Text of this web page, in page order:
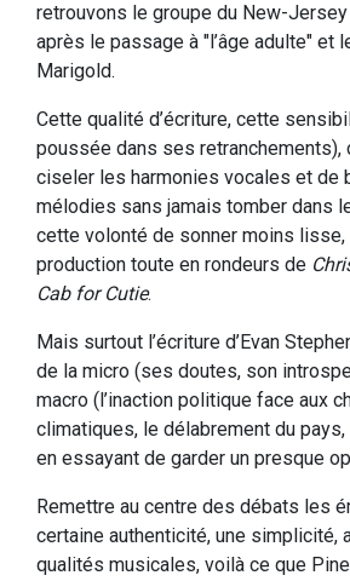
retrouvons le groupe du New-
après le passage à "l’âge adulte" et
Marigold.
Cette qualité d’écriture, cette
poussée dans ses retranchements),
ciseler les harmonies vocales et de
mélodies sans jamais tomber dans
cette volonté de sonner moins lisse,
production toute en rondeurs de
Cab for Cutie.
Mais surtout l’écriture d’Evan
de la micro (ses doutes, son
macro (l’inaction politique face aux
climatiques, le délabrement du pays,
en essayant de garder un presque
Remettre au centre des débats les
certaine authenticité, une simplicité,
qualités musicales, voilà ce que